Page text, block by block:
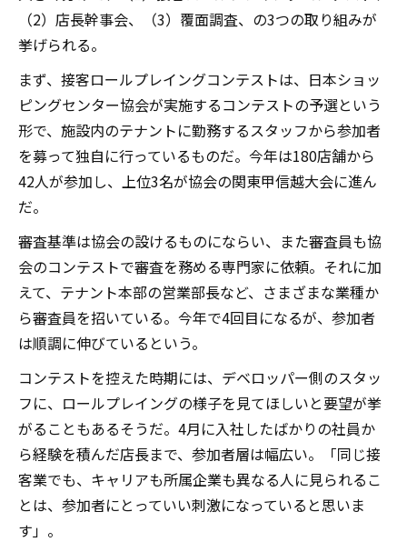
（2）店長幹事会、（3）覆面調査、の3つの取り組みが
挙げられる。
まず、接客ロールプレイングコンテストは、日本ショッ
ピングセンター協会が実施するコンテストの予選という
形で、施設内のテナントに勤務するスタッフから参加者
を募って独自に行っているものだ。今年は180店舗から
42人が参加し、上位3名が協会の関東甲信越大会に進ん
だ。
審査基準は協会の設けるものにならい、また審査員も協
会のコンテストで審査を務める専門家に依頼。それに加
えて、テナント本部の営業部長など、さまざまな業種か
ら審査員を招いている。今年で4回目になるが、参加者
は順調に伸びているという。
コンテストを控えた時期には、デベロッパー側のスタッ
フに、ロールプレイングの様子を見てほしいと要望が挙
がることもあるそうだ。4月に入社したばかりの社員か
ら経験を積んだ店長まで、参加者層は幅広い。「同じ接
客業でも、キャリアも所属企業も異なる人に見られるこ
とは、参加者にとっていい刺激になっていると思いま
す」。